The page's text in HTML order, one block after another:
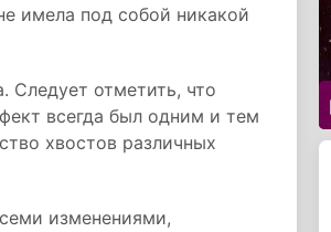
имела под собой никакой
Следует отметить, что
всегда был одним и тем
хвостов различных
изменениями,